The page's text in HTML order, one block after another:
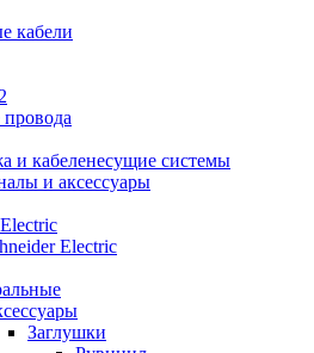
кабели
и кабеленесущие системы
и аксессуары
Electric
Заглушки